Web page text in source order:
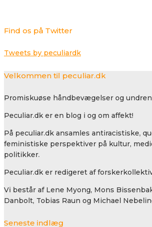
Find os på Twitter
Tweets by peculiardk
Velkommen til peculiar.dk
Promiskuøse håndbevægelser og
Peculiar.dk er en blog i og om affekt!
På peculiar.dk ansamles antiracistiske,
feministiske perspektiver på kultur,
politikker.
Peculiar.dk er redigeret af
Vi består af Lene Myong, Mons
Danbolt, Tobias Raun og Michael
Seneste indlæg